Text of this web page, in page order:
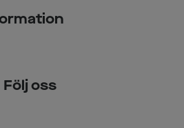
Följ oss